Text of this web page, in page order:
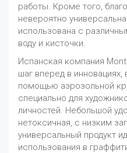
работы. Кроме того,
невероятно
использована с
воду и кисточки.
Испанская компания
шаг вперед в
помощью аэрозольной
специально для
личностей. Небольшой
нетоксичная, с низким
универсальный продукт
использования в